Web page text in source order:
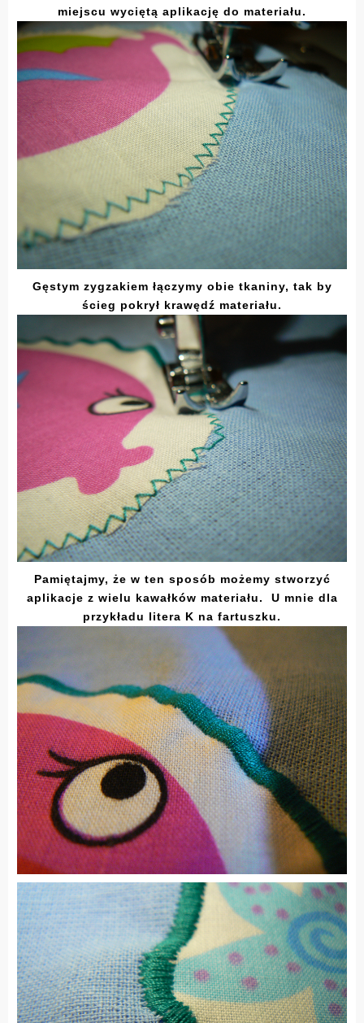
miejscu wyciętą aplikację do materiału.
Gęstym zygzakiem łączymy obie tkaniny, tak by
ścieg pokrył krawędź materiału.
Pamiętajmy, że w ten sposób możemy stworzyć
aplikacje z wielu kawałków materiału. U mnie dla
przykładu litera K na fartuszku.